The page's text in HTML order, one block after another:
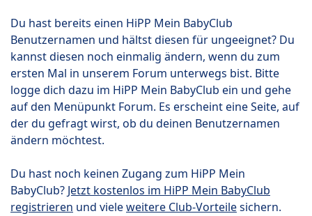
Du hast bereits einen HiPP Mein BabyClub
Benutzernamen und hältst diesen für ungeeignet? Du
kannst diesen noch einmalig ändern, wenn du zum
ersten Mal in unserem Forum unterwegs bist. Bitte
logge dich dazu im HiPP Mein BabyClub ein und gehe
auf den Menüpunkt Forum. Es erscheint eine Seite, auf
der du gefragt wirst, ob du deinen Benutzernamen
ändern möchtest.
Du hast noch keinen Zugang zum HiPP Mein
BabyClub? Jetzt kostenlos im HiPP Mein BabyClub
registrieren und vieleweitere Club-Vorteilesichern.